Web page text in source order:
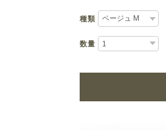
種類
数量